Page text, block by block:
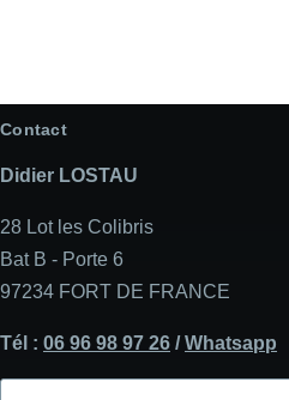
Contact
Didier LOSTAU
28 Lot les Colibris
Bat B - Porte 6
97234 FORT DE FRANCE
Tél : 06 96 98 97 26 /Whatsapp